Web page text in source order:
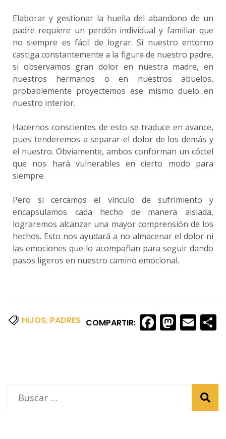
Elaborar y gestionar la huella del abandono de un
padre requiere un perdón individual y familiar que
no siempre es fácil de lograr. Si nuestro entorno
castiga constantemente a la figura de nuestro padre,
si observamos gran dolor en nuestra madre, en
nuestros hermanos o en nuestros abuelos,
probablemente proyectemos ese mismo duelo en
nuestro interior.
Hacernos conscientes de esto se traduce en avance,
pues tenderemos a separar el dolor de los demás y
el nuestro. Obviamente, ambos conforman un cóctel
que nos hará vulnerables en cierto modo para
siempre.
Pero si cercamos el vínculo de sufrimiento y
encapsulamos cada hecho de manera aislada,
lograremos alcanzar una mayor comprensión de los
hechos. Esto nos ayudará a no almacenar el dolor ni
las emociones que lo acompañan para seguir dando
pasos ligeros en nuestro camino emocional.
HIJOS, PADRES COMPARTIR: